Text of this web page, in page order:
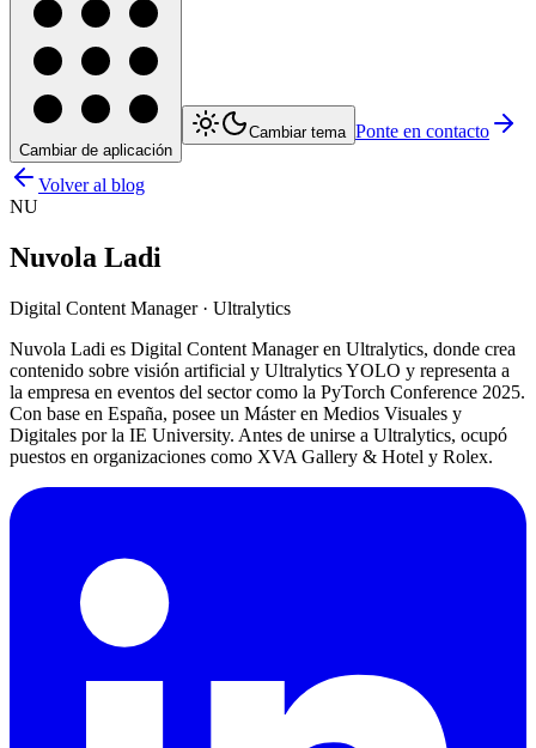
Cambiar de aplicación
Cambiar tema Ponte en contacto
Volver al blog
NU
Nuvola Ladi
Digital Content Manager · Ultralytics
Nuvola Ladi es Digital Content Manager en Ultralytics, donde crea
contenido sobre visión artificial y Ultralytics YOLO y representa a
la empresa en eventos del sector como la PyTorch Conference 2025.
Con base en España, posee un Máster en Medios Visuales y
Digitales por la IE University. Antes de unirse a Ultralytics, ocupó
puestos en organizaciones como XVA Gallery & Hotel y Rolex.